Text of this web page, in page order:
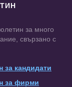
за много
свързано с
за кандидати
за фирми